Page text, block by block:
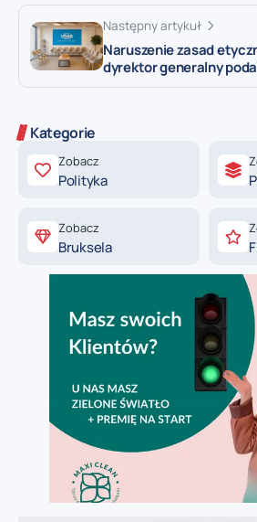
Następny artykuł
Naruszenie zasad
dyrektor generalny
Kategorie
Zobacz
Polityka
Zobacz
Bruksela